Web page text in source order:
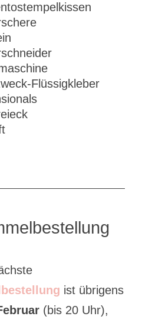
Flüssigkleber
ist übrigens
(bis 20 Uhr),